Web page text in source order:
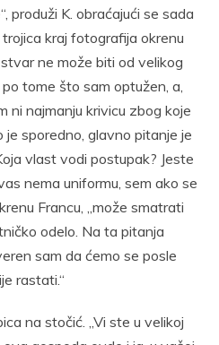
produži K. obraćajući se sada
kraj fotografija okrenu
ne može biti od velikog
tome što sam optužen, a,
ni najmanju krivicu zbog koje
je sporedno, glavno pitanje je
vlast vodi postupak? Jeste
nema uniformu, sem ako se
Francu, „može smatrati
odelo. Na ta pitanja
sam da ćemo se posle
rastati.“
na stočić. „Vi ste u velikoj